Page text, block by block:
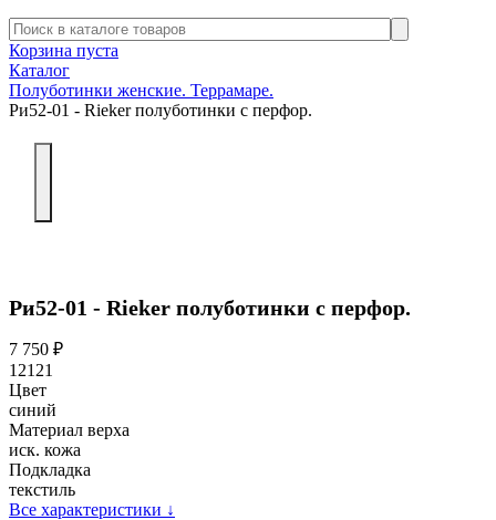
Корзина пуста
Каталог
Полуботинки женские. Террамаре.
Ри52-01 - Rieker полуботинки с перфор.
Ри52-01 - Rieker полуботинки с перфор.
7 750 ₽
12121
Цвет
синий
Материал верха
иск. кожа
Подкладка
текстиль
Все характеристики ↓